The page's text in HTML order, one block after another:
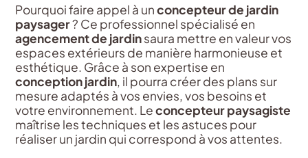
Pourquoi faire appel à unconcepteur de jardin
paysager? Ce professionnel spécialisé en
agencement de jardinsaura mettre en valeur vos
espaces extérieurs de manière harmonieuse et
esthétique. Grâce à son expertise en
conception jardin, il pourra créer des plans sur
mesure adaptés à vos envies, vos besoins et
votre environnement. Leconcepteur paysagiste
maîtrise les techniques et les astuces pour
réaliser un jardin qui correspond à vos attentes.